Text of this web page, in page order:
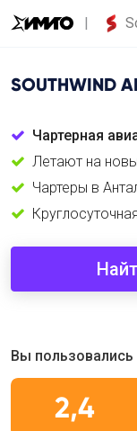
SOUTHWIND
Чартерная
Летают на
Чартеры в
Вы
2,4